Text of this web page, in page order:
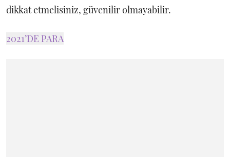
dikkat etmelisiniz, güvenilir olmayabilir.
2021’DE PARA